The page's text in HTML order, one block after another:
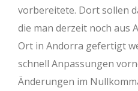
vorbereitete. Dort sollen
die man derzeit noch aus
Ort in Andorra gefertigt
schnell Anpassungen
Änderungen im